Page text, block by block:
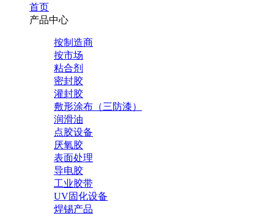
首页
产品中心
按制造商
按市场
粘合剂
密封胶
灌封胶
敷形涂布（三防漆）
润滑油
点胶设备
厌氧胶
表面处理
导电胶
工业胶带
UV固化设备
焊锡产品